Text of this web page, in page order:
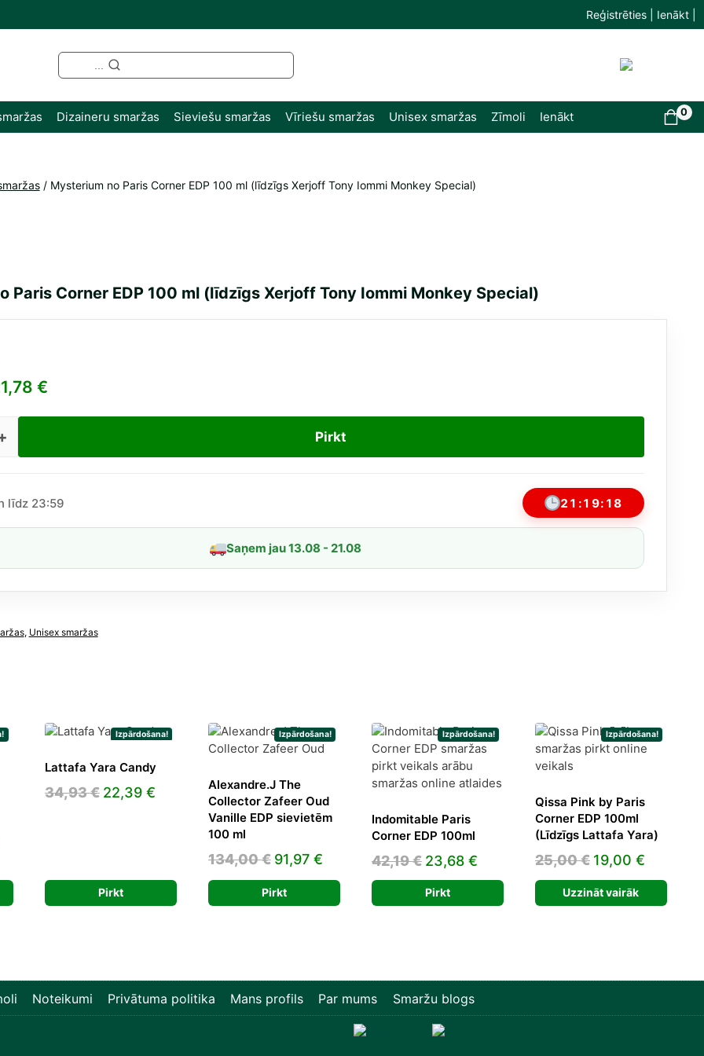
Reģistrēties | Ienākt |
Dizaineru smaržas Sieviešu smaržas Vīriešu smaržas Unisex smaržas Zīmoli Ienākt 0
/ Mysterium no Paris Corner EDP 100 ml (līdzīgs Xerjoff Tony Iommi Monkey Special)
Paris Corner EDP 100 ml (līdzīgs Xerjoff Tony Iommi Monkey Special)
€
Pirkt
līdz 23:59 21:19:18
Saņem jau 13.08 - 21.08
, Unisex smaržas
€.
Izpārdošana!
Lattafa Yara Candy
34,93€ Original
22,39 €Current
22,39 €.
Pirkt
Izpārdošana!
Alexandre.J The
Collector Zafeer Oud
Vanille EDP sievietēm
100 ml
134,00€ Original
price
was:
91,97 €Current
price
Pirkt
Izpārdošana!
Indomitable Paris
Corner EDP 100ml
42,19€ Original
price
was:
23,68 €Current
price
is:
Pirkt
Izpārdošana!
Qissa Pink by Paris
Corner EDP 100ml
(Līdzīgs Lattafa Yara)
25,00€ Original
price
was:
19,00 €Current
price
Uzzināt vairāk
Noteikumi Privātuma politika Mans profils Par mums Smaržu blogs